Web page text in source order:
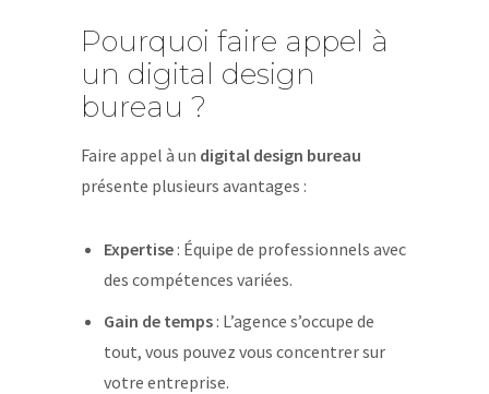
Pourquoi faire appel à
un digital design
bureau ?
Faire appel à un digital design bureau
présente plusieurs avantages :
Expertise: Équipe de professionnels avec
des compétences variées.
Gain de temps: L’agence s’occupe de
tout, vous pouvez vous concentrer sur
votre entreprise.